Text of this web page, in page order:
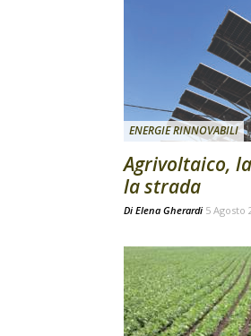
ENERGIE RINNOVABILI
Agrivoltaico,
la strada
Di Elena Gherardi 5 Agosto